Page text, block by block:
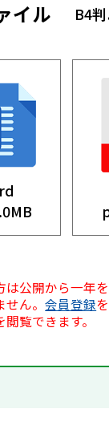
イル B4
は公開から一年
せん。会員登録
覧できます。